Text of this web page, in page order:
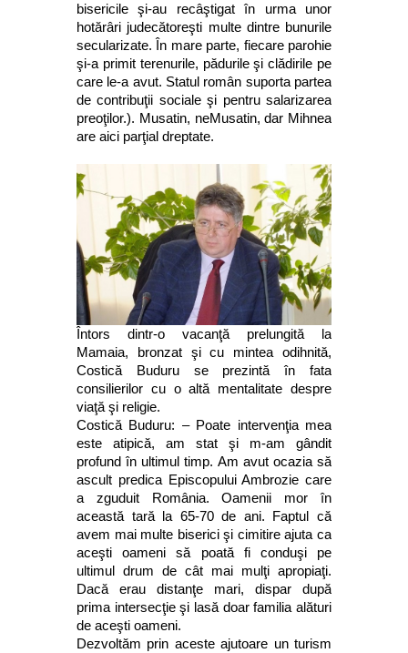
bisericile şi-au recâştigat în urma unor
hotărâri judecătoreşti multe dintre bunurile
secularizate. În mare parte, fiecare parohie
şi-a primit terenurile, pădurile şi clădirile pe
care le-a avut. Statul român suporta partea
de contribuţii sociale şi pentru salarizarea
preoţilor.). Musatin, neMusatin, dar Mihnea
are aici parţial dreptate.
Întors dintr-o vacanţă prelungită la
Mamaia, bronzat şi cu mintea odihnită,
Costică Buduru se prezintă în fata
consilierilor cu o altă mentalitate despre
viaţă şi religie.
Costică Buduru: – Poate intervenţia mea
este atipică, am stat şi m-am gândit
profund în ultimul timp. Am avut ocazia să
ascult predica Episcopului Ambrozie care
a zguduit România. Oamenii mor în
această tară la 65-70 de ani. Faptul că
avem mai multe biserici şi cimitire ajuta ca
aceşti oameni să poată fi conduşi pe
ultimul drum de cât mai mulţi apropiaţi.
Dacă erau distanţe mari, dispar după
prima intersecţie şi lasă doar familia alături
de aceşti oameni.
Dezvoltăm prin aceste ajutoare un turism